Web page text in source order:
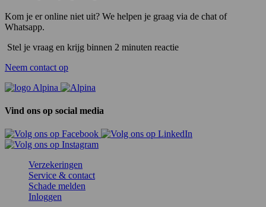
Kom je er online niet uit? We helpen je graag via de chat of
Whatsapp.
Stel je vraag en krijg binnen 2 minuten reactie
Neem contact op
Vind ons op social media
Verzekeringen
Service & contact
Schade melden
Inloggen